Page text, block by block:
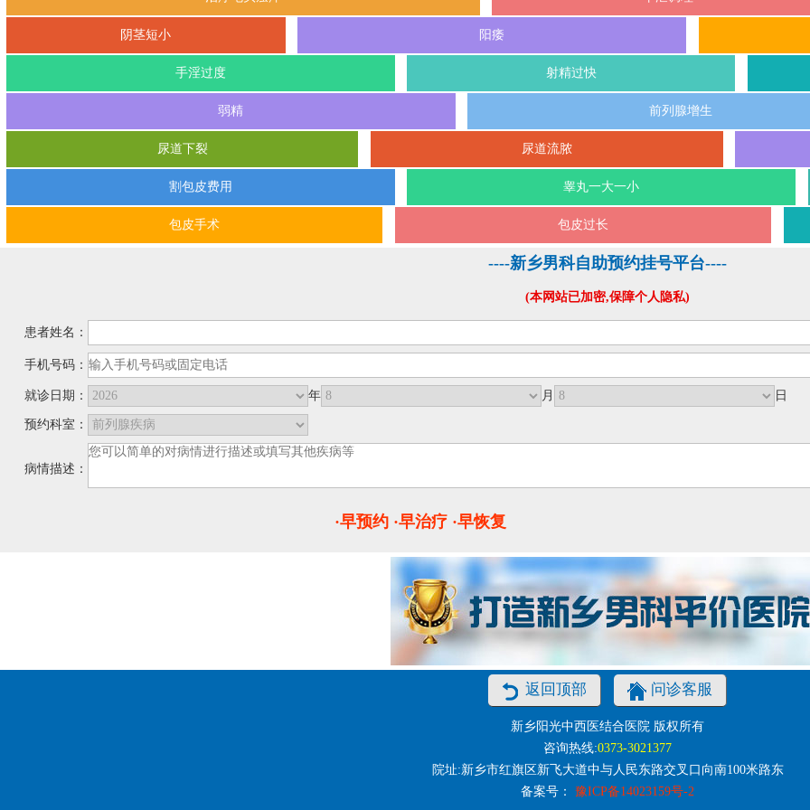
阴茎短小 阳痿
手淫过度 射精过快
弱精 前列腺增生
尿道下裂 尿道流脓
割包皮费用 睾丸一大一小
包皮手术 包皮过长
----新乡男科自助预约挂号平台----
(本网站已加密,保障个人隐私)
患者姓名：
手机号码：
就诊日期： 年 月 日
预约科室：
病情描述：
·早预约 ·早治疗 ·早恢复
返回顶部 问诊客服
新乡阳光中西医结合医院 版权所有
咨询热线:0373-3021377
院址:新乡市红旗区新飞大道中与人民东路交叉口向南100米路东
备案号： 豫ICP备14023159号-2